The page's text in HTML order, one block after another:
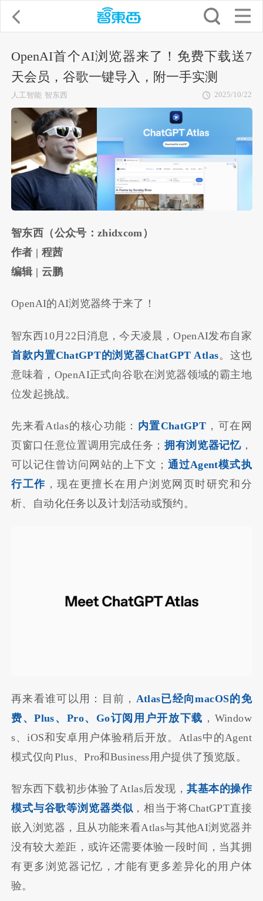
OpenAI首个AI浏览器来了！免费下载送7
天会员，谷歌一键导入，附一手实测
人工智能 智东西 2025/10/22
智东西（公众号：zhidxcom）
作者 | 程茜
编辑 | 云鹏
OpenAI的AI浏览器终于来了！
智东西10月22日消息，今天凌晨，OpenAI发布自家
首款内置ChatGPT的浏览器ChatGPT Atlas。这也
意味着，OpenAI正式向谷歌在浏览器领域的霸主地
位发起挑战。
先来看Atlas的核心功能： 内置ChatGPT ，可在网
页窗口任意位置调用完成任务； 拥有浏览器记忆，
可以记住曾访问网站的上下文； 通过Agent模式执
行工作 ，现在更擅长在用户浏览网页时研究和分
析、自动化任务以及计划活动或预约。
再来看谁可以用：目前， Atlas已经向macOS的免
费、Plus、Pro、Go订阅用户开放下载 ，Window
s、iOS和安卓用户体验稍后开放。Atlas中的Agent
模式仅向Plus、Pro和Business用户提供了预览版。
智东西下载初步体验了Atlas后发现，其基本的操作
模式与谷歌等浏览器类似，相当于将ChatGPT直接
嵌入浏览器，且从功能来看Atlas与其他AI浏览器并
没有较大差距，或许还需要体验一段时间，当其拥
有更多浏览器记忆，才能有更多差异化的用户体
验。